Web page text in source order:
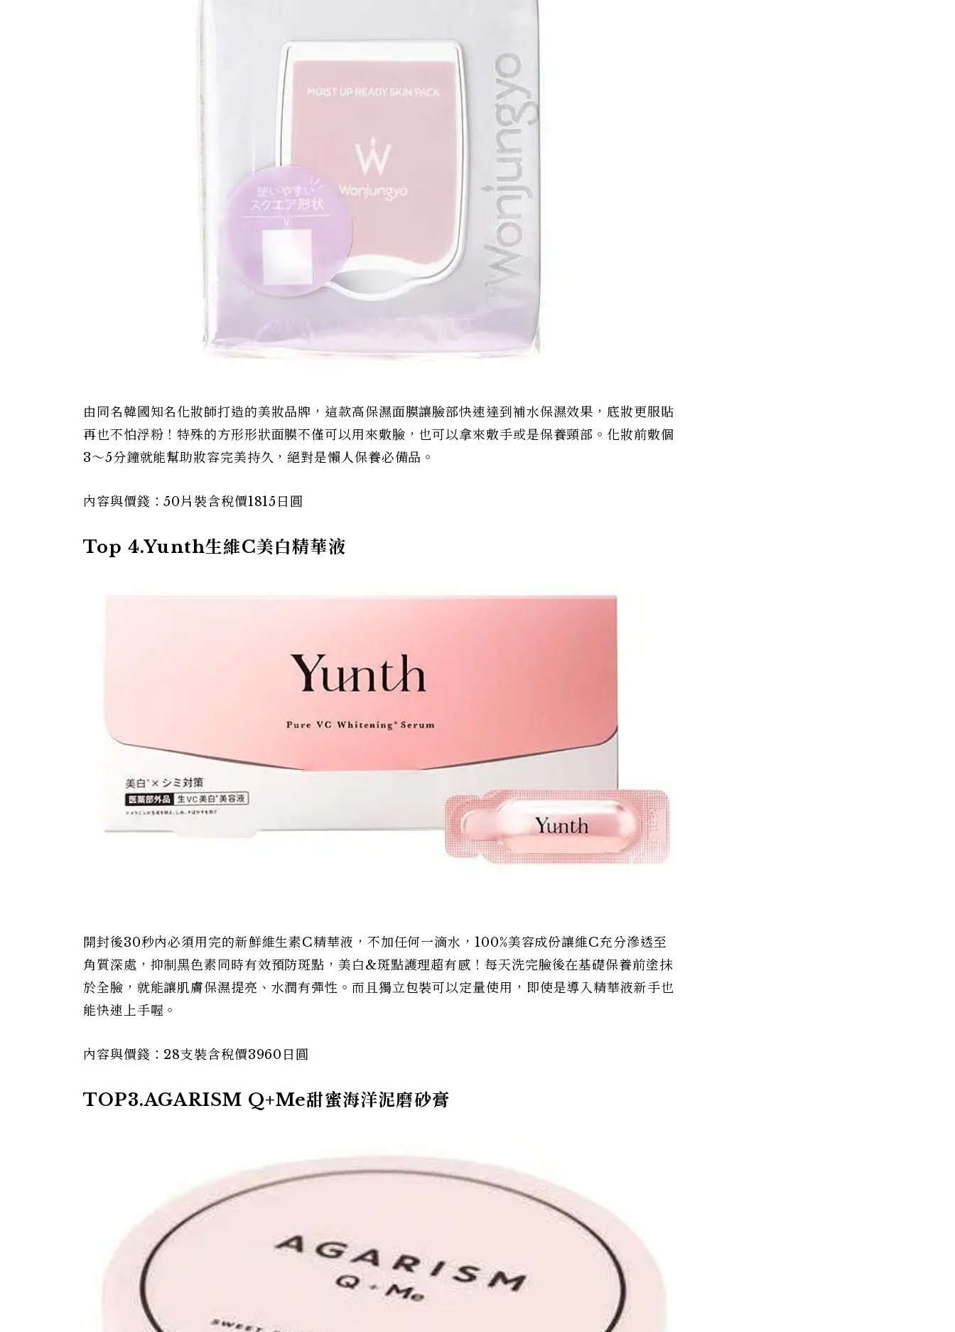
由同名韓國知名化妝師打造的美妝品牌，這款高保濕面膜讓臉部快速達到補水保濕效果，底妝更服貼
再也不怕浮粉！特殊的方形形狀面膜不僅可以用來敷臉，也可以拿來敷手或是保養頸部。化妝前敷個
3～5分鐘就能幫助妝容完美持久，絕對是懶人保養必備品。
內容與價錢：50片裝含稅價1815日圓
Top 4.Yunth生維C美白精華液
開封後30秒內必須用完的新鮮維生素C精華液，不加任何一滴水，100%美容成份讓維C充分滲透至
角質深處，抑制黑色素同時有效預防斑點，美白&斑點護理超有感！每天洗完臉後在基礎保養前塗抹
於全臉，就能讓肌膚保濕提亮、水潤有彈性。而且獨立包裝可以定量使用，即使是導入精華液新手也
能快速上手喔。
內容與價錢：28支裝含稅價3960日圓
TOP3.AGARISM Q+Me甜蜜海洋泥磨砂膏